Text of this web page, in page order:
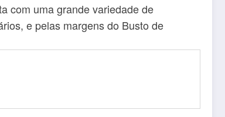
com uma grande variedade de
e pelas margens do Busto de